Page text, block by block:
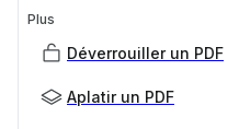
Plus
Déverrouiller un PDF
Aplatir un PDF